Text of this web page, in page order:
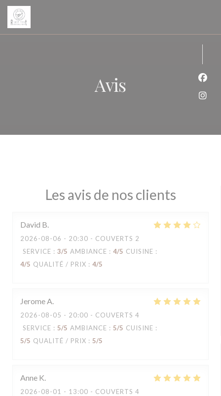
Personnalisation de vos choix en matière de cookies
Avis
Les avis de nos clients
David B
2026-08-06 - 20:30 - COUVERTS 2
SERVICE : 3/5 AMBIANCE : 4/5 CUISINE :
4/5 QUALITÉ / PRIX : 4/5
JeromeA
2026-08-05 - 20:00 - COUVERTS 4
SERVICE : 5/5 AMBIANCE : 5/5 CUISINE :
5/5 QUALITÉ / PRIX : 5/5
Anne K
2026-08-01 - 13:00 - COUVERTS 4